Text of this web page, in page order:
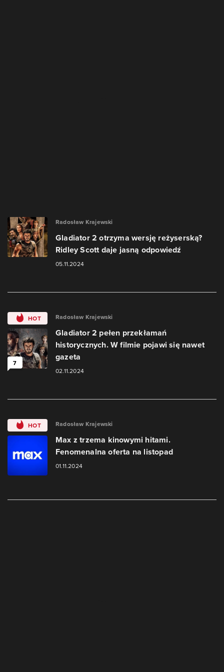
Radosław Krajewski
Gladiator 2 otrzyma wersję reżyserską?
Ridley Scott daje jasną odpowiedź
05.11.2024
HOT
7
Radosław Krajewski
Gladiator 2 pełen przekłamań
historycznych. W filmie pojawi się nawet
gazeta
02.11.2024
HOT Radosław Krajewski
Max z trzema kinowymi hitami.
Fenomenalna oferta na listopad
01.11.2024